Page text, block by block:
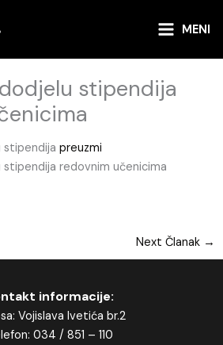
MENI
stipendija
stipendijapreuzmi
stipendija redovnim učenicima
Next Članak →
informacije:
Vojislava Ivetića br.2
034 / 851 – 110